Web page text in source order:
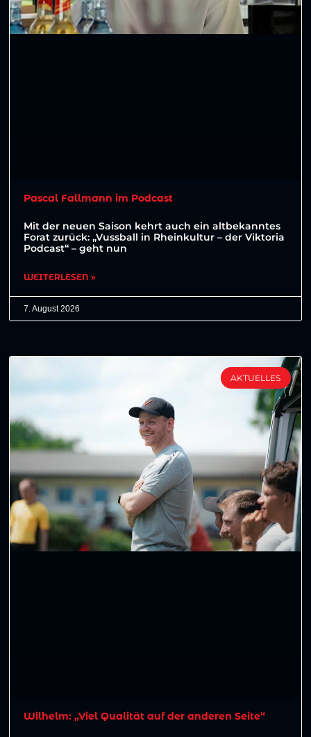
Pascal Fallmann im Podcast
Mit der neuen Saison kehrt auch ein altbekanntes
Forat zurück: „Vussball in Rheinkultur – der Viktoria
Podcast“ – geht nun
WEITERLESEN »
7. August 2026
AKTUELLES
Wilhelm: „Viel Qualität auf der anderen Seite“